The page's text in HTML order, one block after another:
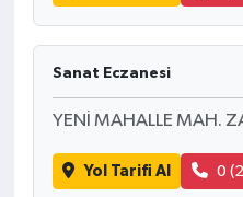
Sanat Eczanesi
YENİ MAHALLE MAH.
Yol Tarifi Al 0